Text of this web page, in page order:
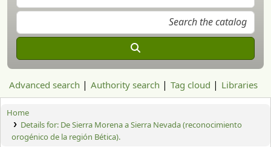
Advanced search Authority search Tag cloud Libraries
Home
Details for: De Sierra Morena a Sierra Nevada (reconocimiento
orogénico de la región Bética).